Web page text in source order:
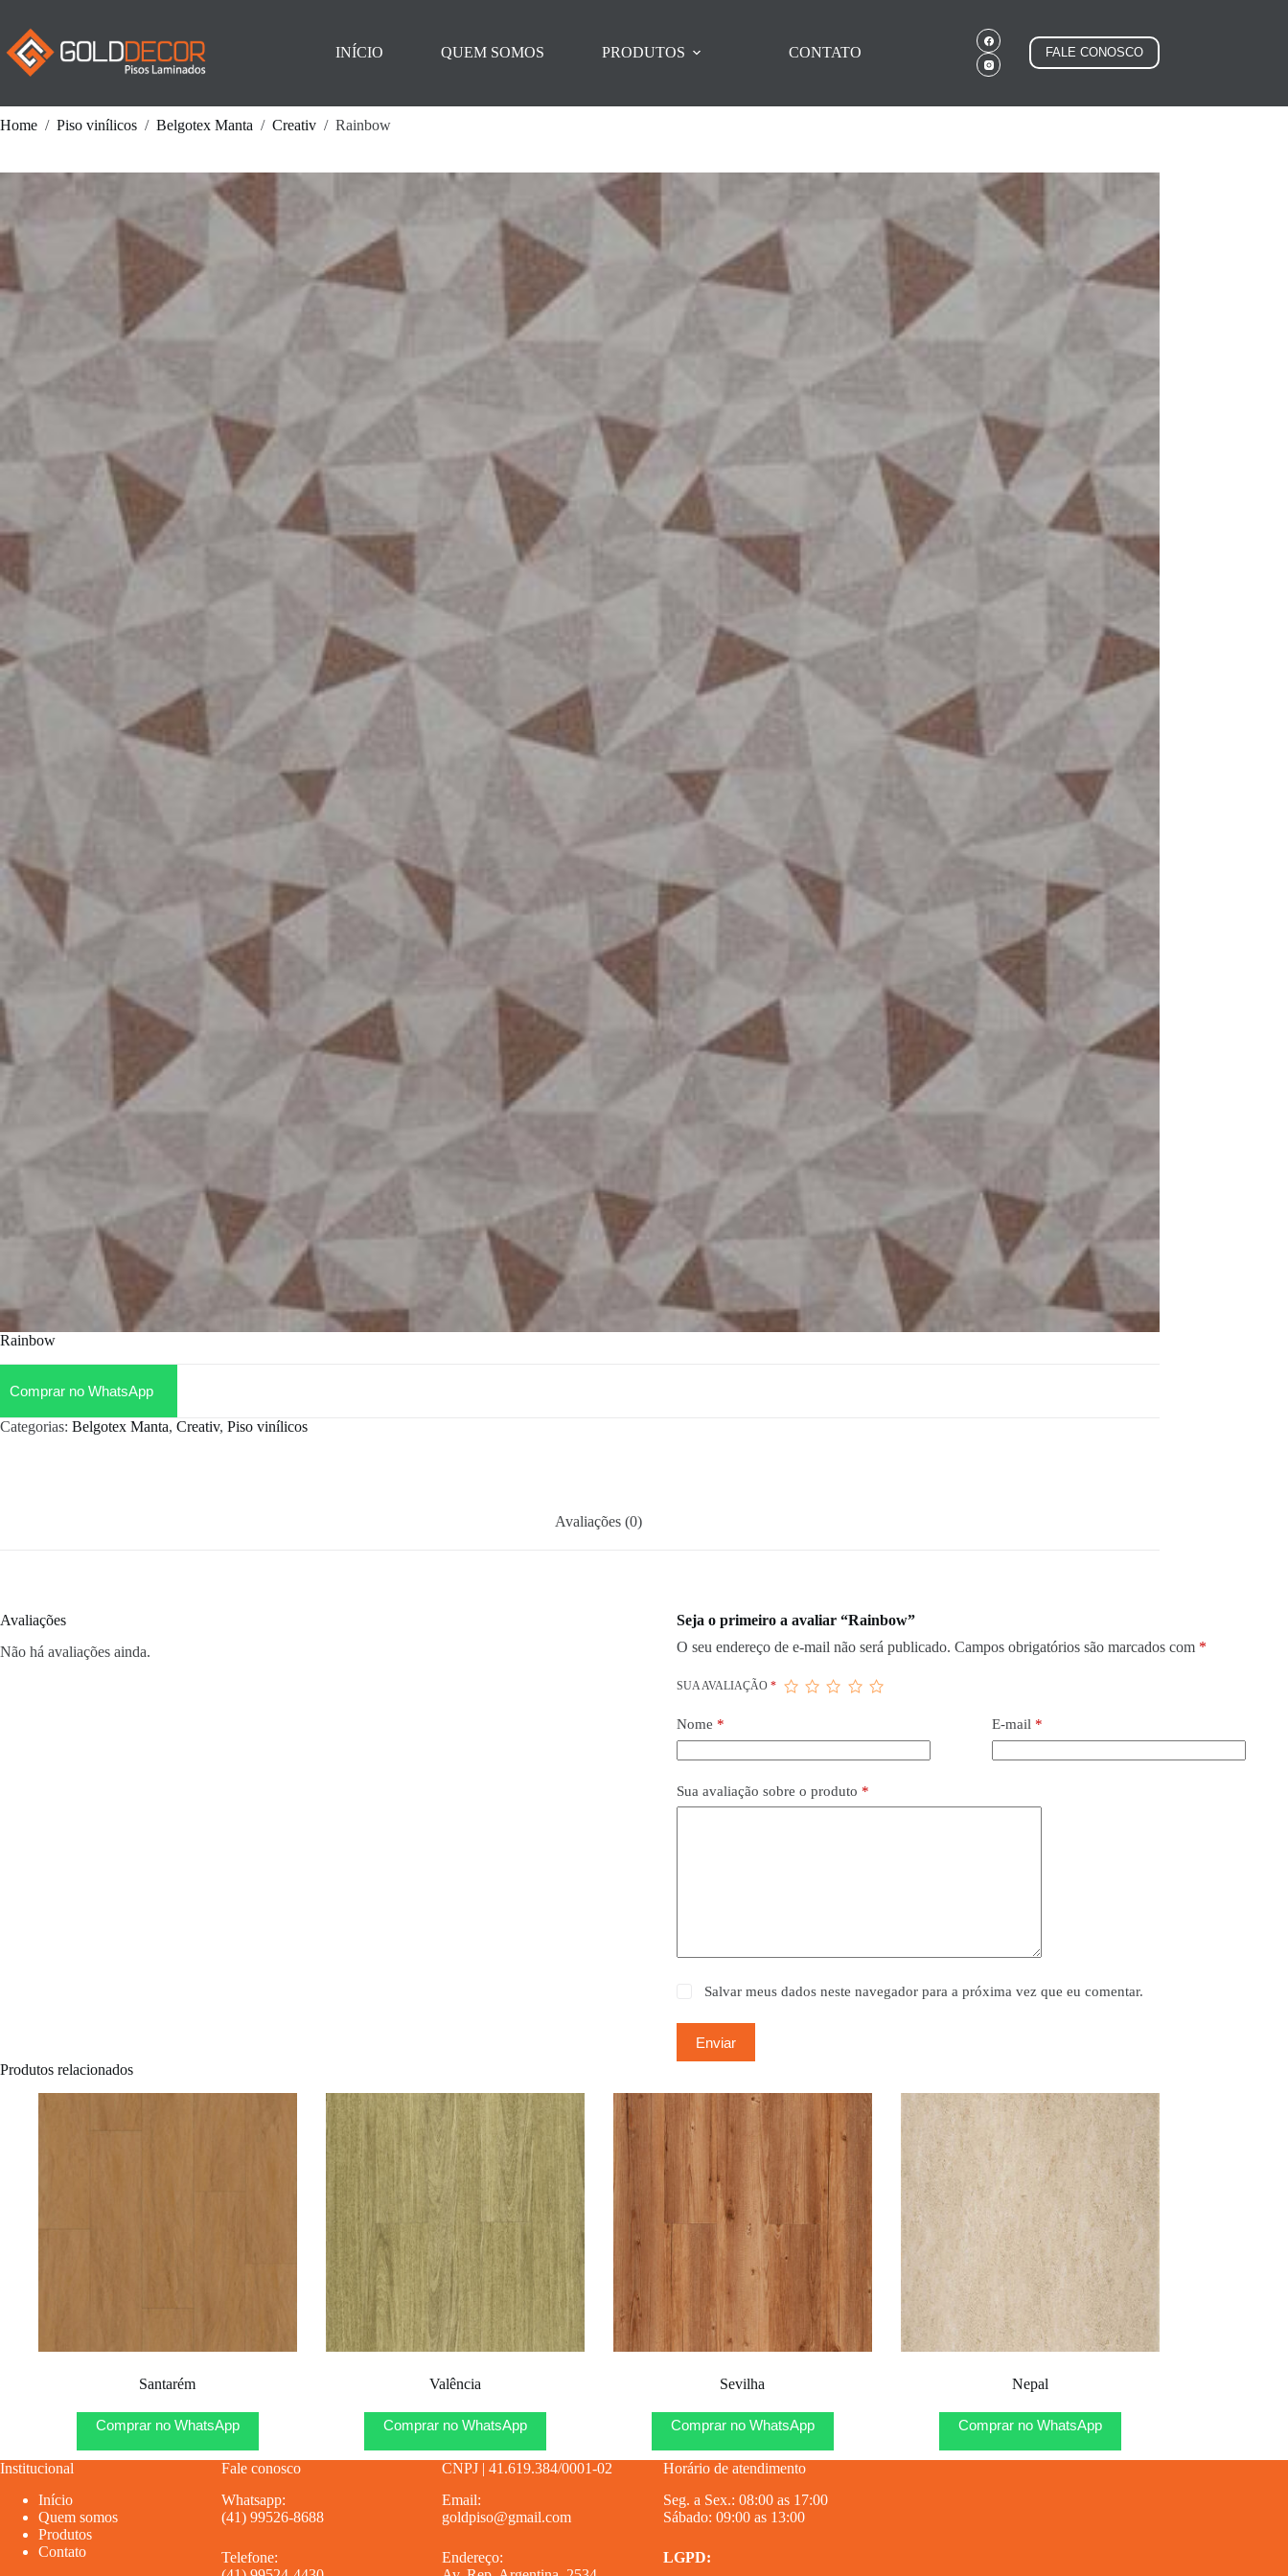
conteúdo
INÍCIO QUEM SOMOS PRODUTOS CONTATO FALE CONOSCO
Home / Piso vinílicos / Belgotex Manta / Creativ / Rainbow
Rainbow
Comprar no WhatsApp
Categorias: Belgotex Manta, Creativ, Piso vinílicos
Avaliações (0)
Avaliações
Não há avaliações ainda.
Seja o primeiro a avaliar “Rainbow”
O seu endereço de e-mail não será publicado. Campos obrigatórios são marcados com *
SUA AVALIAÇÃO *
Nome * E-mail*
Sua avaliação sobre o produto *
Salvar meus dados neste navegador para a próxima vez que eu comentar.
Enviar
Produtos relacionados
Santarém
Comprar no WhatsApp
Valência
Comprar no WhatsApp
Sevilha
Comprar no WhatsApp
Nepal
Comprar no WhatsApp
Institucional
Início
Quem somos
Produtos
Contato
Fale conosco
Whatsapp:
(41) 99526-8688
Telefone:
CNPJ | 41.619.384/0001-02
Email:
goldpiso@gmail.com
Endereço:
Horário de atendimento
Seg. a Sex.: 08:00 as 17:00
Sábado: 09:00 as 13:00
LGPD: